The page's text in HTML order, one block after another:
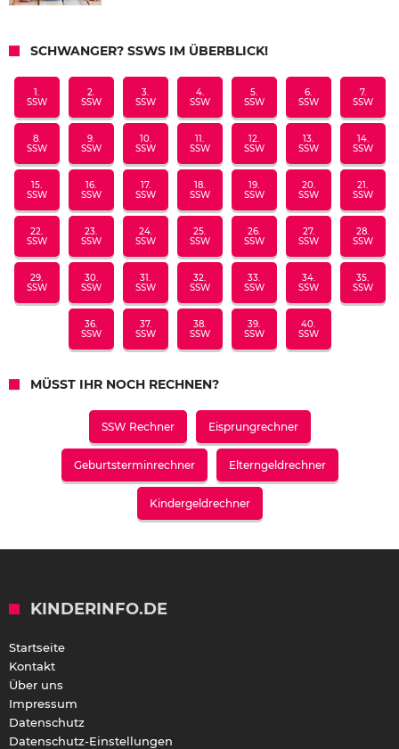
SCHWANGER? SSWS IM ÜBERBLICK!
1.
SSW
2.
SSW
3.
SSW
4.
SSW
5.
SSW
6.
SSW
7.
SSW
8.
SSW
9.
SSW
10.
SSW
11.
SSW
12.
SSW
13.
SSW
14.
SSW
15.
SSW
16.
SSW
17.
SSW
18.
SSW
19.
SSW
20.
SSW
21.
SSW
22.
SSW
23.
SSW
24.
SSW
25.
SSW
26.
SSW
27.
SSW
28.
SSW
29.
SSW
30.
SSW
31.
SSW
32.
SSW
33.
SSW
34.
SSW
35.
SSW
36.
SSW
37.
SSW
38.
SSW
39.
SSW
40.
SSW
MÜSST IHR NOCH RECHNEN?
SSW Rechner Eisprungrechner
Geburtsterminrechner Elterngeldrechner
Kindergeldrechner
KINDERINFO.DE
Startseite
Kontakt
Über uns
Impressum
Datenschutz
Datenschutz-Einstellungen